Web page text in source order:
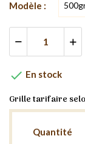
Modèle :
 En stock
Grille tarifaire
Quantité